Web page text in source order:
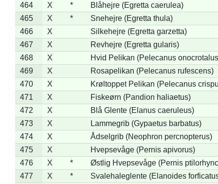
464
X *
Blåhejre (Egretta caerulea)
465
X *
Snehejre (Egretta thula)
466
X
Silkehejre (Egretta garzetta)
467
X
Revhejre (Egretta gularis)
468
X
Hvid Pelikan (Pelecanus
469
X
Rosapelikan (Pelecanus rufescens)
470
X
Krøltoppet Pelikan (Pelecanus
471
X
Fiskeørn (Pandion haliaetus)
472
X
Blå Glente (Elanus caeruleus)
473
X
Lammegrib (Gypaetus barbatus)
474
X
Ådselgrib (Neophron percnopterus)
475
X
Hvepsevåge (Pernis apivorus)
476
X *
Østlig Hvepsevåge (Pernis
477
X *
Svalehaleglente (Elanoides